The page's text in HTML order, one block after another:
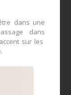
dans une
dans
sur les